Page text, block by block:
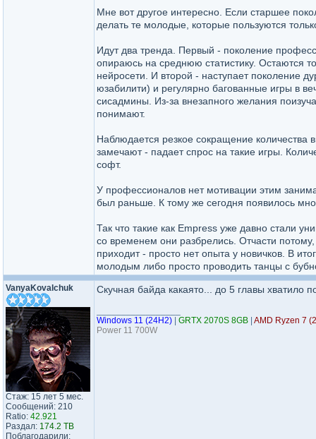
Мне вот другое интересно. Если старшее
делать те молодые, которые пользуются
Идут два тренда. Первый - поколение
опираюсь на среднюю статистику. Остаются
нейросети. И второй - наступает поколение
юзабилити) и регулярно багованные игры в
сисадмины. Из-за внезапного желания
понимают.
Наблюдается резкое сокращение количества
замечают - падает спрос на такие игры.
софт.
У профессионалов нет мотивации этим
был раньше. К тому же сегодня появилось
Так что такие как Empress уже давно стали
со временем они разбрелись. Отчасти
приходит - просто нет опыта у новичков. В
молодым либо просто проводить танцы с
VanyaKovalchuk
Стаж: 15 лет 5 мес.
Сообщений: 210
Ratio: 42.921
Раздал: 174.2 TB
Поблагодарили:
Скучная байда какаято... до 5 главы хватило
Windows 11 (24H2)
GRTX 2070S 8GB AMD Ryzen 7
Power 11 700W